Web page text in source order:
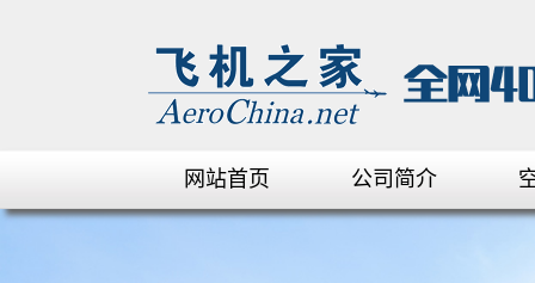
网站首页 公司简介